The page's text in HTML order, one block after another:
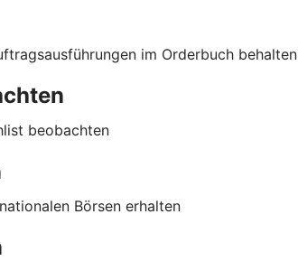
im Orderbuch behalten
beobachten
Börsen erhalten